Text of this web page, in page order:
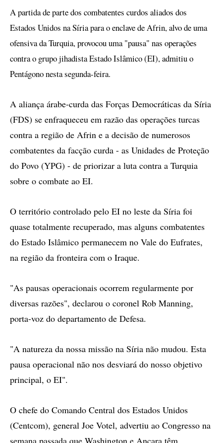
compartilhamento
A partida de parte dos combatentes curdos aliados dos
Estados Unidos na Síria para o enclave de Afrin, alvo de uma
ofensiva da Turquia, provocou uma "pausa" nas operações
contra o grupo jihadista Estado Islâmico (EI), admitiu o
Pentágono nesta segunda-feira.
A aliança árabe-curda das Forças Democráticas da Síria
(FDS) se enfraqueceu em razão das operações turcas
contra a região de Afrin e a decisão de numerosos
combatentes da facção curda - as Unidades de Proteção
do Povo (YPG) - de priorizar a luta contra a Turquia
sobre o combate ao EI.
O território controlado pelo EI no leste da Síria foi
quase totalmente recuperado, mas alguns combatentes
do Estado Islâmico permanecem no Vale do Eufrates,
na região da fronteira com o Iraque.
"As pausas operacionais ocorrem regularmente por
diversas razões", declarou o coronel Rob Manning,
porta-voz do departamento de Defesa.
"A natureza da nossa missão na Síria não mudou. Esta
pausa operacional não nos desviará do nosso objetivo
principal, o EI".
O chefe do Comando Central dos Estados Unidos
(Centcom), general Joe Votel, advertiu ao Congresso na
semana passada que Washington e Ancara têm